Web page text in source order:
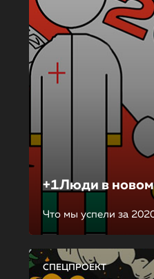
+1Люди в новом
Что мы успели за
СПЕЦПРОЕКТ